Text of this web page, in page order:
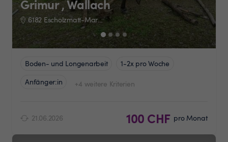
Grimur , Wallach
6182 Escholzmatt-Marbach
Boden- und Longenarbeit
1-2x pro Woche
Anfänger:in
+4 weitere Kriterien
21.06.2026 100 CHF pro Monat